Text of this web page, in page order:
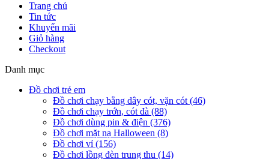
Trang chủ
Tin tức
Khuyến mãi
Giỏ hàng
Checkout
Danh mục
Đồ chơi trẻ em
Đồ chơi chạy bằng dây cót, vặn cót (46)
Đồ chơi chạy trớn, cót đà (88)
Đồ chơi dùng pin & điện (376)
Đồ chơi mặt nạ Halloween (8)
Đồ chơi vỉ (156)
Đồ chơi lồng đèn trung thu (14)